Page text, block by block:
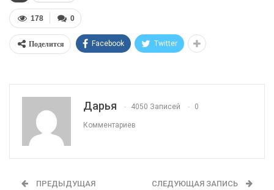
9. Присыпьте его теперь сахарной пудрой.
10. Наш торт готов. Приятного аппетита!